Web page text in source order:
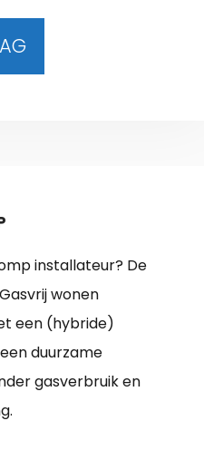
installateur? De
wonen
een (hybride)
duurzame
gasverbruik en